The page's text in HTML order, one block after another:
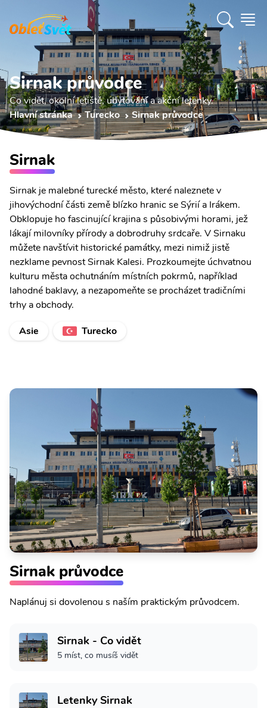
Sirnak průvodce
Co vidět, okolní letiště, ubytování a akční letenky.
Hlavní stránka
Turecko Sirnak průvodce
Sirnak
Sirnak je malebné turecké město, které naleznete v
jihovýchodní části země blízko hranic se Sýrií a Irákem.
Obklopuje ho fascinující krajina s působivými horami, jež
lákají milovníky přírody a dobrodruhy srdcaře. V Sirnaku
můžete navštívit historické památky, mezi nimiž jistě
nezklame pevnost Sirnak Kalesi. Prozkoumejte úchvatnou
kulturu města ochutnáním místních pokrmů, například
lahodné baklavy, a nezapomeňte se procházet tradičními
trhy a obchody.
Asie
Turecko
Sirnak průvodce
Naplánuj si dovolenou s naším praktickým průvodcem.
Sirnak - Co vidět
5 míst, co musíš vidět
Letenky Sirnak